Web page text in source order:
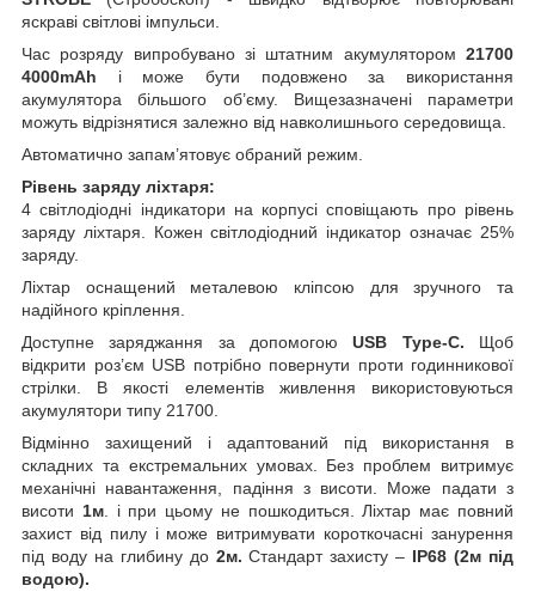
яскраві світлові імпульси.
Час розряду випробувано зі штатним акумулятором 21700
4000mAh і може бути подовжено за використання
акумулятора більшого об’єму. Вищезазначені параметри
можуть відрізнятися залежно від навколишнього середовища.
Автоматично запам’ятовує обраний режим.
Рівень заряду ліхтаря:
4 світлодіодні індикатори на корпусі сповіщають про рівень
заряду ліхтаря. Кожен світлодіодний індикатор означає 25%
заряду.
Ліхтар оснащений металевою кліпсою для зручного та
надійного кріплення.
Доступне заряджання за допомогоюUSB Type-C. Щоб
відкрити роз’єм USB потрібно повернути проти годинникової
стрілки. В якості елементів живлення використовуються
акумулятори типу 21700.
Відмінно захищений і адаптований під використання в
складних та екстремальних умовах. Без проблем витримує
механічні навантаження, падіння з висоти. Може падати з
висоти 1м. і при цьому не пошкодиться. Ліхтар має повний
захист від пилу і може витримувати короткочасні занурення
під воду на глибину до 2м. Стандарт захисту – IP68 (2м під
водою).